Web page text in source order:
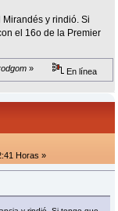
y rindió. Si
el 16o de la Premier
» En línea
Horas »